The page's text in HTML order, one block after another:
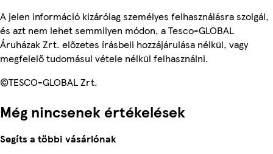
A jelen információ kizárólag személyes felhasználásra szolgál,
és azt nem lehet semmilyen módon, a Tesco-GLOBAL
Áruházak Zrt. előzetes írásbeli hozzájárulása nélkül, vagy
megfelelő tudomásul vétele nélkül felhasználni.
©TESCO-GLOBAL Zrt.
Még nincsenek értékelések
Segíts a többi vásárlónak